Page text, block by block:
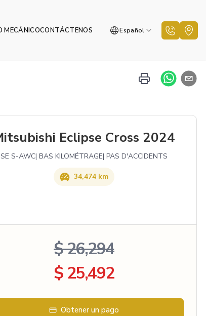
MECÁNICOCONTÁCTENOS Español
Eclipse Cross 2024
SE S-AWC| BAS KILOMÉTRAGE| PAS D'ACCIDENTS
34,474 km
$ 26,294
$ 25,492
Obtener un pago